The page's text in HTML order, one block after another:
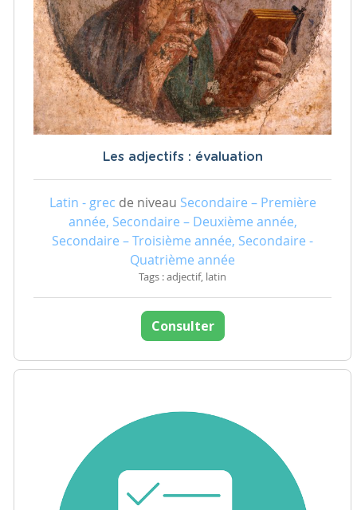
Les adjectifs : évaluation
Latin - grec de niveau Secondaire – Première
année, Secondaire – Deuxième année,
Secondaire – Troisième année, Secondaire -
Quatrième année
Tags : adjectif, latin
Consulter